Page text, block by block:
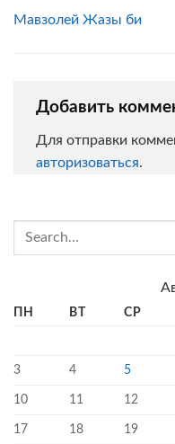
Мавзолей Жазы би
Добавить
Для отправки
авторизоваться.
ПН ВТ СР
3 4 5
10 11 12
17 18 19